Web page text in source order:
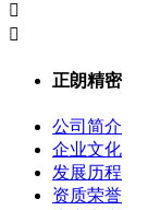


正朗精密
公司简介
企业文化
发展历程
资质荣誉